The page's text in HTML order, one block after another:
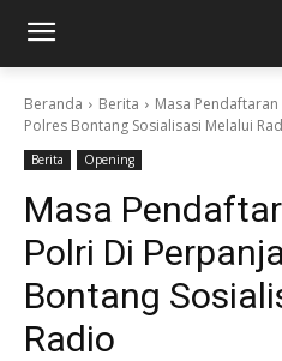
Beranda Berita
Masa
Polres Bontang Sosialisasi Melalui
Berita Opening
Masa
Polri Di
Bontang
Radio